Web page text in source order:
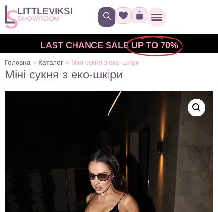
LITTLEVIKSI
SHOWROOM
LAST CHANCE SALE UP TO 70%
Головна » Каталог » Міні сукня з еко-шкіри
Міні сукня з еко-шкіри